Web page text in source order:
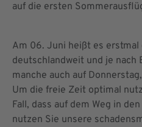
auf die ersten
Am 06. Juni heißt es erstmal
deutschlandweit und je nach
manche auch auf
Um die freie Zeit optimal
Fall, dass auf dem Weg in
nutzen Sie unsere